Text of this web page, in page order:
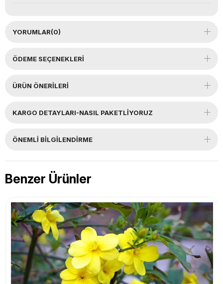
YORUMLAR(0)
ÖDEME SEÇENEKLERI
ÜRÜN ÖNERILERI
KARGO DETAYLARI-NASIL PAKETLİYORUZ
ÖNEMLI BILGILENDIRME
Benzer Ürünler